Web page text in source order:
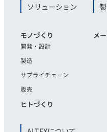
ソリューション
モノづくり
開発・設計
製造
サプライチェーン
販売
ヒトづくり
メ